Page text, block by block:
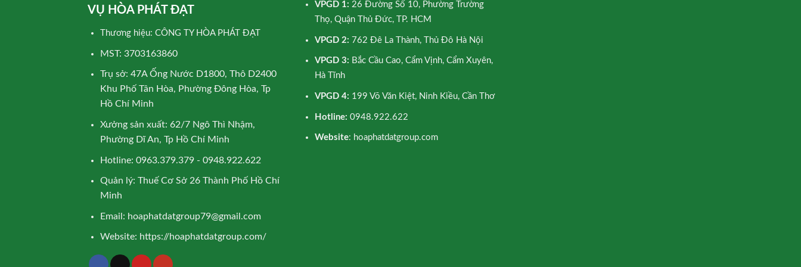
VỤ HÒA PHÁT ĐẠT
Thương hiệu: CÔNG TY HÒA PHÁT ĐẠT
MST: 3703163860
Trụ sở: 47A Ống Nước D1800, Thô D2400
Khu Phố Tân Hòa, Phường Đông Hòa, Tp
Hồ Chí Minh
Xưởng sản xuất: 62/7 Ngô Thì Nhậm,
Phường Dĩ An, Tp Hồ Chí Minh
Hotline: 0963.379.379 - 0948.922.622
Quản lý: Thuế Cơ Sở 26 Thành Phố Hồ Chí
Minh
Email: hoaphatdatgroup79@gmail.com
Website: https://hoaphatdatgroup.com/
VPGD 1: 26 Đường Số 10, Phường Trường
Thọ, Quận Thủ Đức, TP. HCM
VPGD 2: 762 Đê La Thành, Thủ Đô Hà Nội
VPGD 3: Bắc Cầu Cao, Cẩm Vịnh, Cẩm Xuyên,
Hà Tĩnh
VPGD 4: 199 Võ Văn Kiệt, Ninh Kiều, Cần Thơ
Hotline: 0948.922.622
Website: hoaphatdatgroup.com